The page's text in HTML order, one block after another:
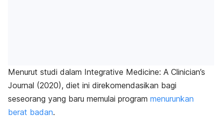
Menurut studi dalam Integrative Medicine: A Clinician’s
Journal (2020), diet ini direkomendasikan bagi
seseorang yang baru memulai program menurunkan
berat badan.